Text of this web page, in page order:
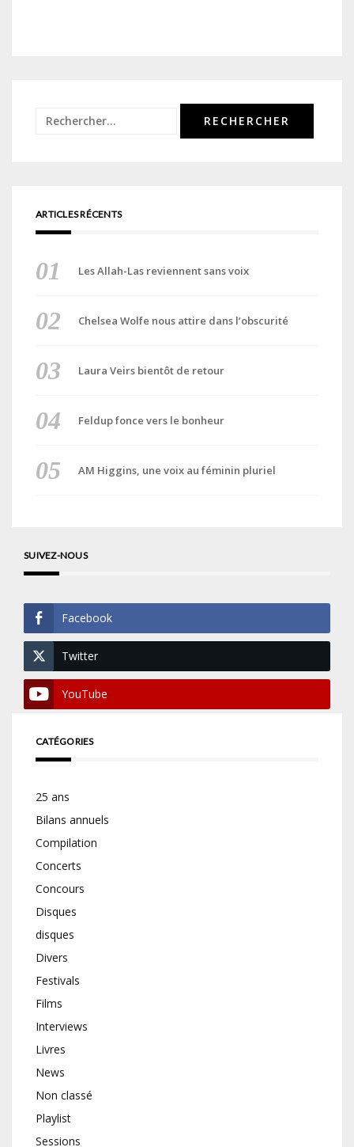
Rechercher :
ARTICLES RÉCENTS
Les Allah-Las reviennent sans voix
Chelsea Wolfe nous attire dans l’obscurité
Laura Veirs bientôt de retour
Feldup fonce vers le bonheur
AM Higgins, une voix au féminin pluriel
SUIVEZ-NOUS
Facebook
Twitter
YouTube
CATÉGORIES
25 ans
Bilans annuels
Compilation
Concerts
Concours
Disques
disques
Divers
Festivals
Films
Interviews
Livres
News
Non classé
Playlist
Sessions